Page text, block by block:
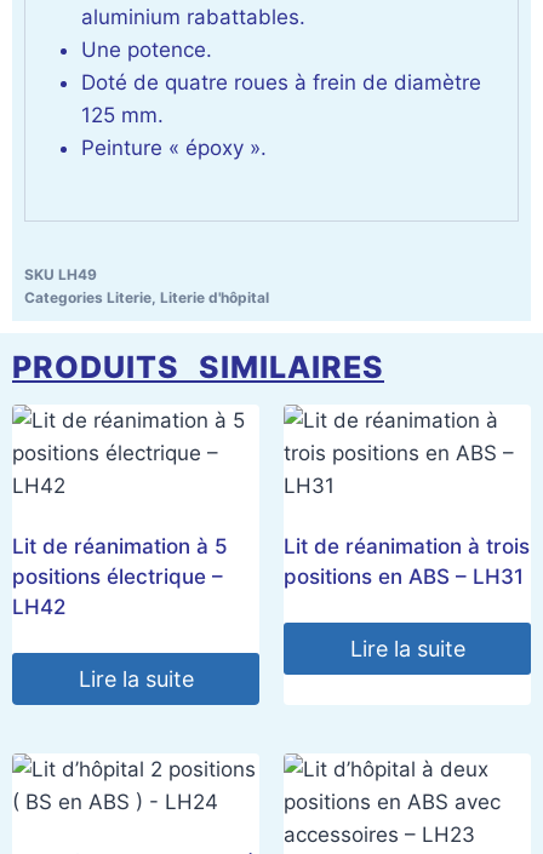
aluminium rabattables.
Une potence.
Doté de quatre roues à frein de diamètre
125 mm.
Peinture « époxy ».
SKU LH49
Categories Literie Literie d'hôpital
PRODUITS SIMILAIRES
Lit de réanimation à 5
positions électrique –
LH42
Lire la suite
Lit de réanimation à trois
positions en ABS – LH31
Lire la suite